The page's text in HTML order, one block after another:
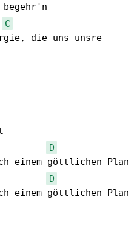
C
D
D
einem göttlichen Plan